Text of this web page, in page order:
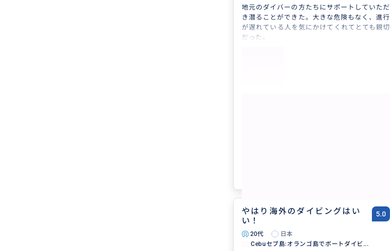
地元のダイバーの方たちにサポートしていただ
き潜ることができた。大きな危険もなく、進行
が遅れている人を気にかけてくれてとても親切
だった。
やはり海外のダイビングはい
い！
5.0
20代
日本
Cebuセブ島:オランゴ島でボートダイビ...